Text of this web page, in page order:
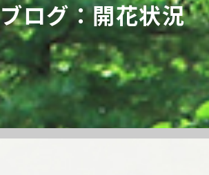
ブログ：開花状況